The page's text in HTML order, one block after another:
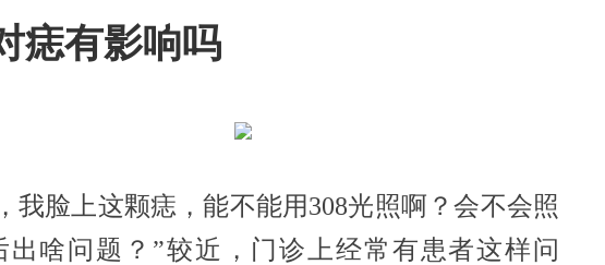
痣有影响吗
我脸上这颗痣，能不能用308光照啊？会不会照
出啥问题？”较近，门诊上经常有患者这样问